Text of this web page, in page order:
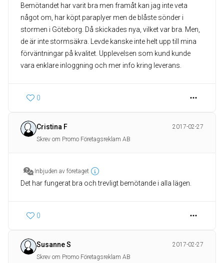
Bemötandet har varit bra men framåt kan jag inte veta
något om, har köpt paraplyer men de blåste sönder i
stormen i Göteborg. Då skickades nya, vilket var bra. Men,
de är inte stormsäkra. Levde kanske inte helt upp till mina
förväntningar på kvalitet. Upplevelsen som kund kunde
vara enklare inloggning och mer info kring leverans.
0
Cristina F
2017-02-27
Skrev om Promo Företagsreklam AB
Inbjuden av företaget
Det har fungerat bra och trevligt bemötande i alla lägen.
0
Susanne S
2017-02-27
Skrev om Promo Företagsreklam AB